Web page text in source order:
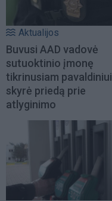
Aktualijos
Buvusi AAD vadovė
sutuoktinio įmonę
tikrinusiam pavaldiniui
skyrė priedą prie
atlyginimo